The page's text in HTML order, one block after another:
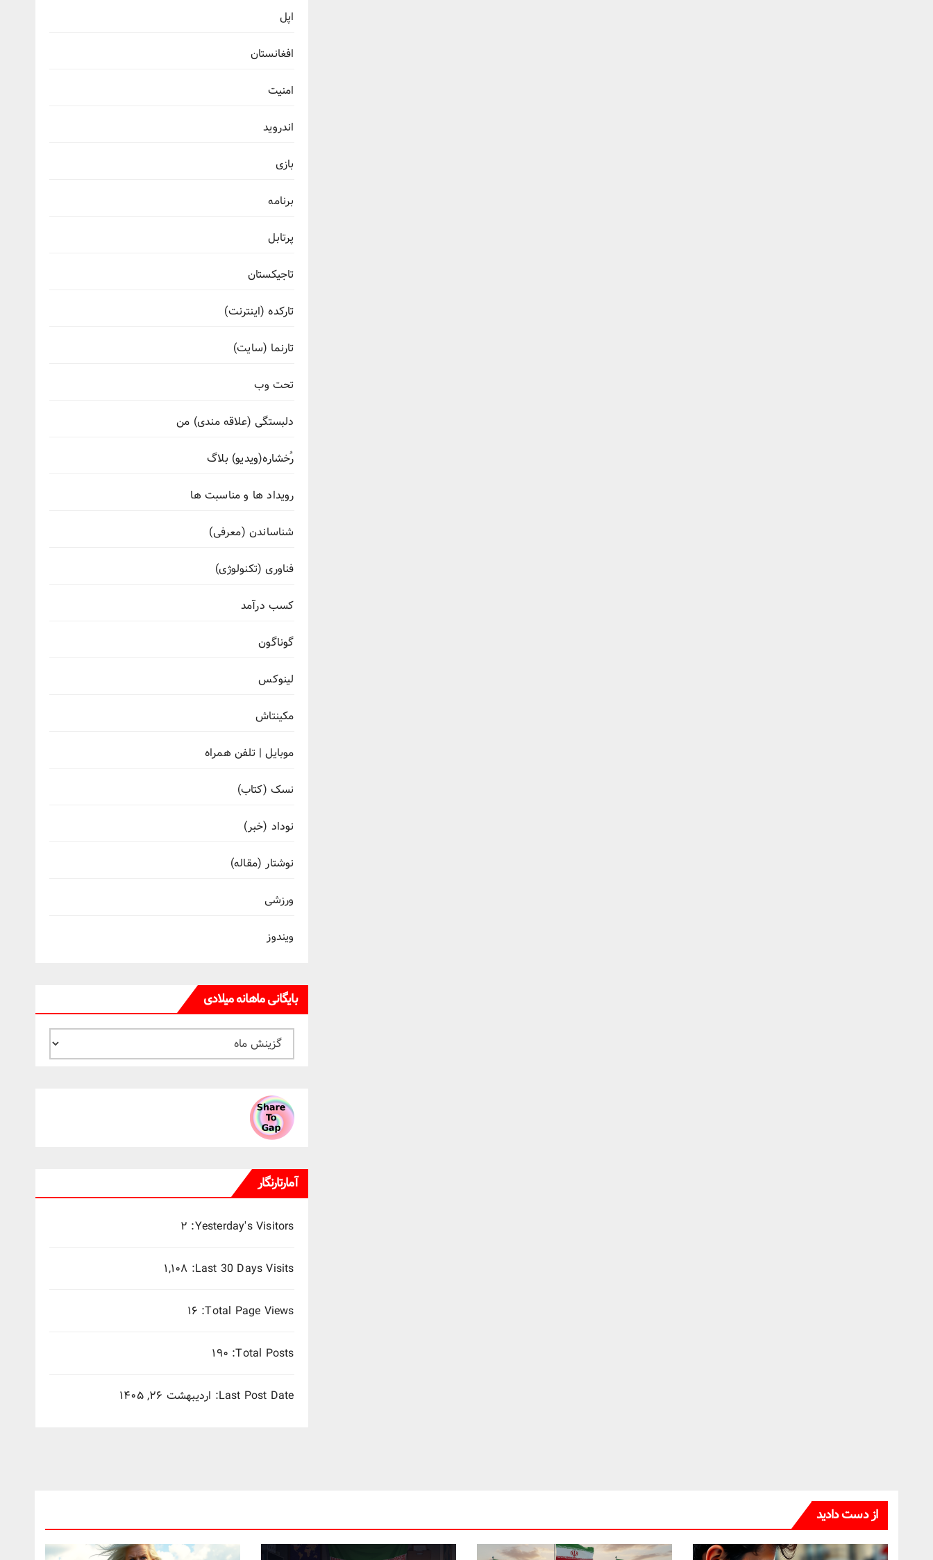
اپل
افغانستان
امنیت
اندروید
بازی
برنامه
پرتابل
تاجیکستان
تارکده (اینترنت)
تارنما (سایت)
تحت وب
دلبستگی (علاقه مندی) من
رُخشاره(ویدیو) بلاگ
رویداد ها و مناسبت ها
شناساندن (معرفی)
فناوری (تکنولوژی)
کسب درآمد
گوناگون
لینوکس
مکینتاش
موبایل | تلفن همراه
نسک (کتاب)
نوداد (خبر)
نوشتار (مقاله)
ورزشی
ویندوز
بایگانی ماهانه میلادی
بایگانی
ماهانه
آمارتارنگار
Yesterday's Visitors: ۲
Last 30 Days Visits: ۱,۱۰۸
Total Page Views: ۱۶
Total Posts: ۱۹۰
Last Post Date: اردیبهشت ۲۶, ۱۴۰۵
از دست دادید